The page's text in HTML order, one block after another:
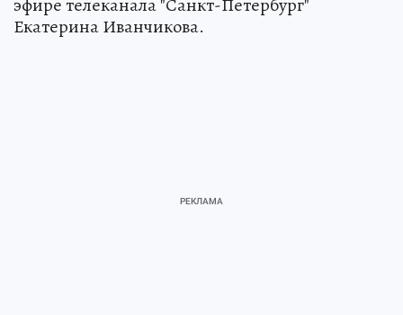
Екатерина Иванчикова.